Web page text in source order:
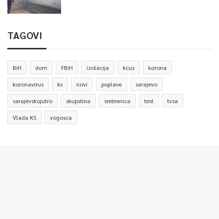
TAGOVI
BiH dom FBiH izolacija kcus korona
koronavirus ks novi poplave sarajevo
sarajevskojutro skupstina srebrenica test tvsa
Vlada KS vogosca